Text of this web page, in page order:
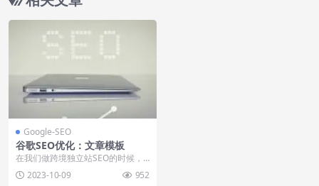
Google-SEO
谷歌SEO优化：文章模板
在我们做跨境独立站SEO的时候，
文章一直是内容优化的重中之重，
那么文章页面需要怎...
2023-10-09 952